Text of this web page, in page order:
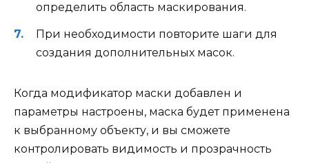
определить область маскирования.
При необходимости повторите шаги для
создания дополнительных масок.
Когда модификатор маски добавлен и
параметры настроены, маска будет применена
к выбранному объекту, и вы сможете
контролировать видимость и прозрачность